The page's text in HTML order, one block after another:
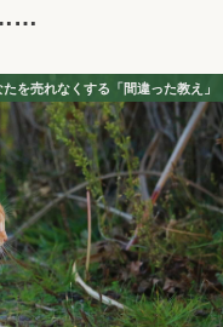
……
たを売れなくする「間違った教え」